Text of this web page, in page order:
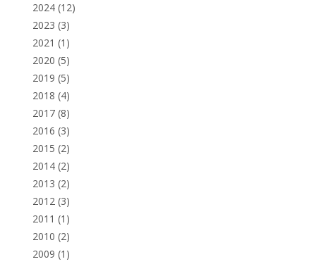
2024 (12)
2023 (3)
2021 (1)
2020 (5)
2019 (5)
2018 (4)
2017 (8)
2016 (3)
2015 (2)
2014 (2)
2013 (2)
2012 (3)
2011 (1)
2010 (2)
2009 (1)